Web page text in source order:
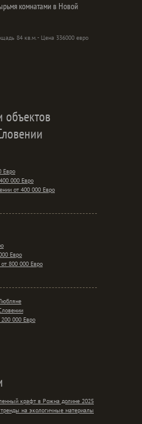
комнатами в Новой
84 кв.м. - Цена 336000 евро
объектов
Евро
000 Евро
от 400 000 Евро
Евро
800 000 Евро
000 Евро
крафт в Рожна долине 2025
на экологичные материалы